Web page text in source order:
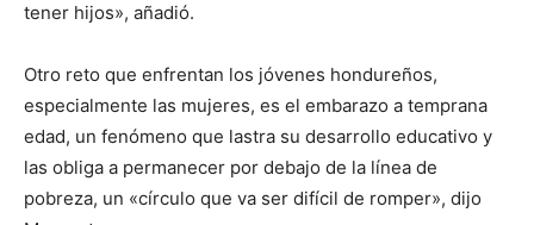
tener hijos», añadió.
Otro reto que enfrentan los jóvenes hondureños,
especialmente las mujeres, es el embarazo a temprana
edad, un fenómeno que lastra su desarrollo educativo y
las obliga a permanecer por debajo de la línea de
pobreza, un «círculo que va ser difícil de romper», dijo